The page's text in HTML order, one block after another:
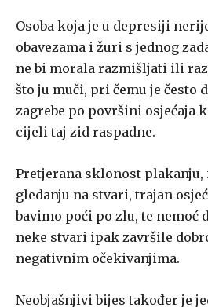
Osoba koja je u depresiji
obavezama i žuri s jednog
ne bi morala razmišljati ili
što ju muči, pri čemu je često
zagrebe po površini osjećaja
cijeli taj zid raspadne.
Pretjerana sklonost plakanju,
gledanju na stvari, trajan
bavimo poći po zlu, te nemoć
neke stvari ipak završile
negativnim očekivanjima.
Neobjašnjivi bijes također je